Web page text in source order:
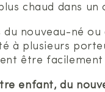
chaud dans
du nouveau-né
à plusieurs
être
enfant, du